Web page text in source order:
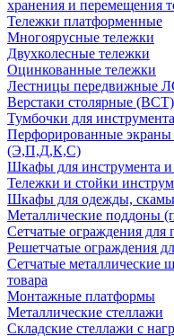
хранения и перемещения
Тележки платформенные
Многоярусные тележки
Двухколесные тележки
Оцинкованные тележки
Лестницы передвижные
Верстаки столярные (ВСТ)
Тумбочки для
Перфорированные
(Э,П,Д,К,С)
Шкафы для
Тележки и стойки
Шкафы для одежды,
Металлические поддоны
Сетчатые ограждения для
Решетчатые ограждения
Сетчатые металлические
товара
Монтажные платформы
Металлические стеллажи
Складские стеллажи с